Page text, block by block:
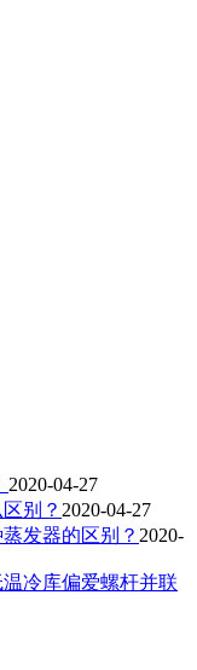
2020-04-27
别？ 2020-04-27
发器的区别？ 2020-
冷库偏爱螺杆并联